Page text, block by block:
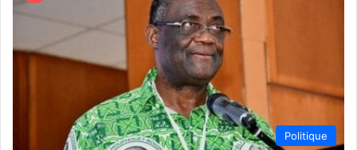
Politique